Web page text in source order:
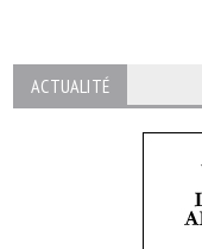
ACTUALITÉ